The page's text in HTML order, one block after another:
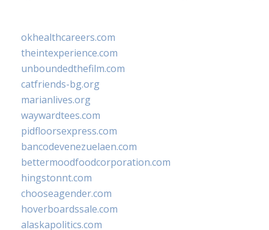
okhealthcareers.com
theintexperience.com
unboundedthefilm.com
catfriends-bg.org
marianlives.org
waywardtees.com
pidfloorsexpress.com
bancodevenezuelaen.com
bettermoodfoodcorporation.com
hingstonnt.com
chooseagender.com
hoverboardssale.com
alaskapolitics.com